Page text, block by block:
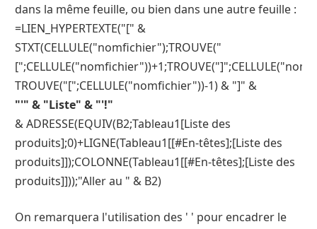
dans la même feuille, ou bien dans une autre feuille :
=LIEN_HYPERTEXTE("[" &
STXT(CELLULE("nomfichier");TROUVE("
TROUVE("[";CELLULE("nomfichier"))-1) & "]" &
"'" & "Liste" & "'!"
& ADRESSE(EQUIV(B2;Tableau1[Liste des
produits];0)+LIGNE(Tableau1[[#En-têtes];[Liste des
produits]]);COLONNE(Tableau1[[#En-têtes];[Liste des
produits]]));"Aller au " & B2)
On remarquera l'utilisation des ' ' pour encadrer le